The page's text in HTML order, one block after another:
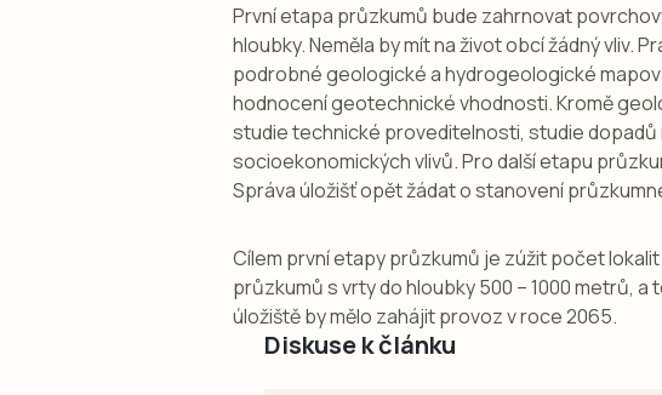
První etapa průzkumů bude zahrnovat
hloubky. Neměla by mít na život obcí žádný vliv.
podrobné geologické a hydrogeologické
hodnocení geotechnické vhodnosti. Kromě
studie technické proveditelnosti, studie
socioekonomických vlivů. Pro další etapu
Správa úložišť opět žádat o stanovení
Cílem první etapy průzkumů je zúžit počet
průzkumů s vrty do hloubky 500 – 1000 metrů, a
úložiště by mělo zahájit provoz v roce 2065.
Diskuse k článku